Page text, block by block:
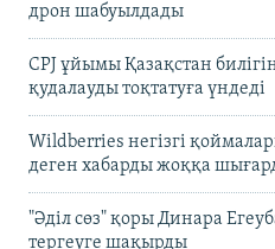
дрон шабуылдады
CPJ ұйымы Қазақстан
қудалауды тоқтатуға үндеді
Wildberries негізгі
деген хабарды жоққа
"Әділ сөз" қоры Динара
тергеуге шақырды